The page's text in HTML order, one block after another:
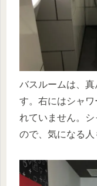
バスルームは、
す。右にはシャ
れていません。
ので、気になる人